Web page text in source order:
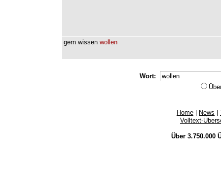
gern wissen wollen
Wort:
Home News
Volltext-
Über 3.750.000